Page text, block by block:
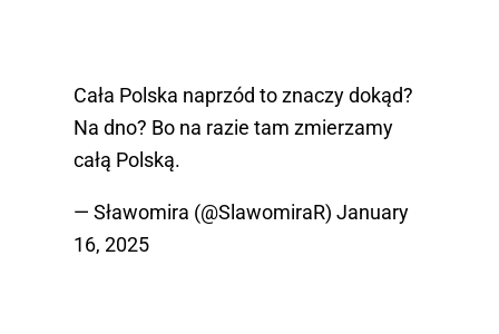
Cała Polska naprzód to znaczy dokąd?
Na dno? Bo na razie tam zmierzamy
całą Polską.
— Sławomira (@SlawomiraR) January
16, 2025